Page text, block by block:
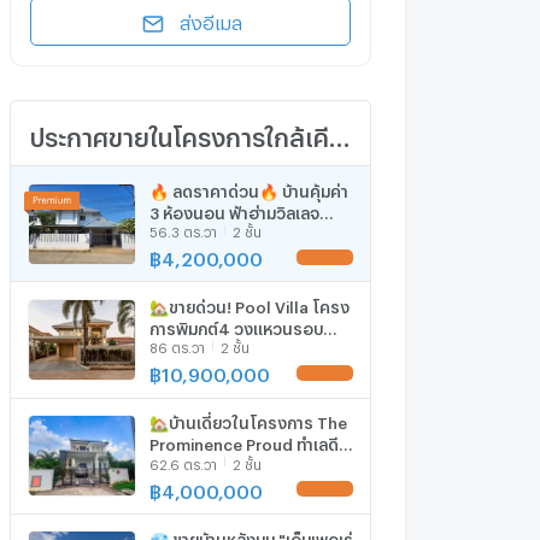
ส่งอีเมล
🔥 ลดราคาด่วน🔥 บ้านคุ้มค่า
3 ห้องนอน ฟ้าฮ่ามวิลเลจ
เชียงใหม่ ราคาเพียง 4.2 ล้าน
น่าซื้อ - U5343121
56.3 ตร.วา 2 ชั้น
฿ 4,200,000
🏡ขายด่วน! Pool Villa โครง
การพิมุกต์4 วงแหวนรอบ
สอง 86 ตร.ว. 10.9 ลบ. 📞
063-6649056
86 ตร.วา 2 ชั้น
฿10,900,000
🏡บ้านเดี่ยวในโครงการ The
Prominence Proud ทำเลดี
ใกล้สี่แยกรวมโชค เดินทาง
สะดวก
62.6 ตร.วา 2 ชั้น
฿ 4,000,000
💎 ขายบ้านหลังมุม "เอ็มเพอเร่